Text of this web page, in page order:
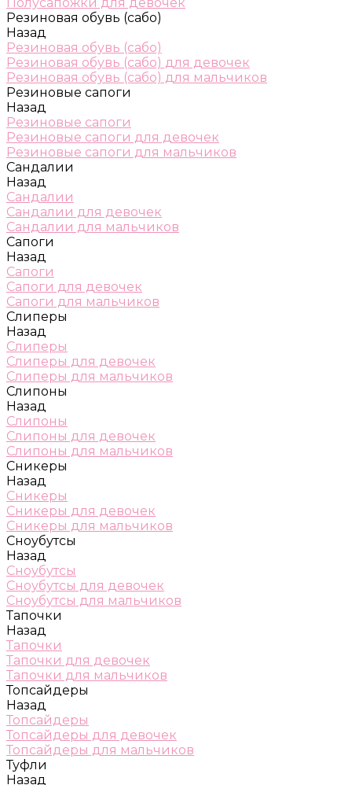
Резиновая обувь (сабо)
Назад
Резиновая обувь (сабо)
Резиновая обувь (сабо) для девочек
Резиновая обувь (сабо) для мальчиков
Резиновые сапоги
Назад
Резиновые сапоги
Резиновые сапоги для девочек
Резиновые сапоги для мальчиков
Сандалии
Назад
Сандалии
Сандалии для девочек
Сандалии для мальчиков
Сапоги
Назад
Сапоги
Сапоги для девочек
Сапоги для мальчиков
Слиперы
Назад
Слиперы
Слиперы для девочек
Слиперы для мальчиков
Слипоны
Назад
Слипоны
Слипоны для девочек
Слипоны для мальчиков
Сникеры
Назад
Сникеры
Сникеры для девочек
Сникеры для мальчиков
Сноубутсы
Назад
Сноубутсы
Сноубутсы для девочек
Сноубутсы для мальчиков
Тапочки
Назад
Тапочки
Тапочки для девочек
Тапочки для мальчиков
Топсайдеры
Назад
Топсайдеры
Топсайдеры для девочек
Топсайдеры для мальчиков
Туфли
Назад